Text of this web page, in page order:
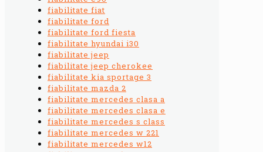
fiabilitate fiat
fiabilitate ford
fiabilitate ford fiesta
fiabilitate hyundai i30
fiabilitate jeep
fiabilitate jeep cherokee
fiabilitate kia sportage 3
fiabilitate mazda 2
fiabilitate mercedes clasa a
fiabilitate mercedes clasa e
fiabilitate mercedes s class
fiabilitate mercedes w 221
fiabilitate mercedes w12